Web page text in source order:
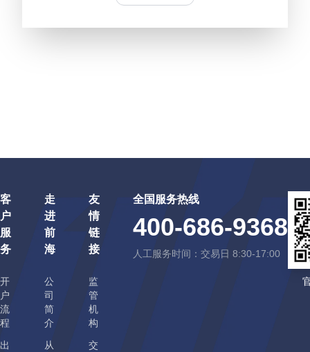
客
户
服
务
开
户
流
程
出
走
进
前
海
公
司
简
介
从
友
情
链
接
监
管
机
构
交
全国服务热线
400-686-9368
人工服务时间：交易日 8:30-17:00